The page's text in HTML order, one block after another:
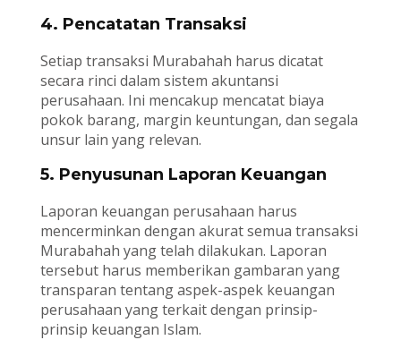
4. Pencatatan Transaksi
Setiap transaksi Murabahah harus dicatat
secara rinci dalam sistem akuntansi
perusahaan. Ini mencakup mencatat biaya
pokok barang, margin keuntungan, dan segala
unsur lain yang relevan.
5. Penyusunan Laporan Keuangan
Laporan keuangan perusahaan harus
mencerminkan dengan akurat semua transaksi
Murabahah yang telah dilakukan. Laporan
tersebut harus memberikan gambaran yang
transparan tentang aspek-aspek keuangan
perusahaan yang terkait dengan prinsip-
prinsip keuangan Islam.